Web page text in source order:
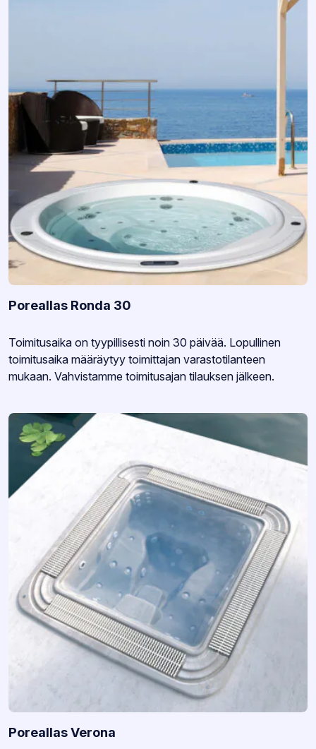
Poreallas Ronda 30
Varastotilanne:
Toimitusaika on tyypillisesti noin 30 päivää. Lopullinen
toimitusaika määräytyy toimittajan varastotilanteen
mukaan. Vahvistamme toimitusajan tilauksen jälkeen.
Poreallas Verona